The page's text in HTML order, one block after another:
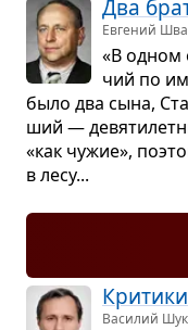
Два
Евгений
«В одном
чий по
было два сына,
ший —
«как чужие»,
в лесу...
Кри­тики
Василий